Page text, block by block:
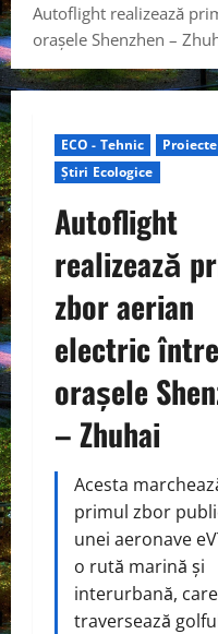
Autoflight realizează
orașele Shenzhen –
ECO - Tehnic
Știri Ecologice
Autoflight
realizează
zbor aerian
electric între
orașele
– Zhuhai
Acesta
primul zbor
unei aeronave
o rută marină și
interurbană, care
traversează